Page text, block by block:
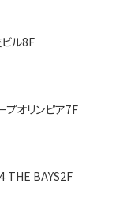
ル8F
オリンピア7F
THE BAYS2F